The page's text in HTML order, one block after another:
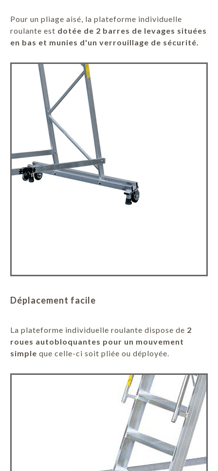
Pour un pliage aisé, la plateforme individuelle
roulante est dotée de 2 barres de levages situées
en bas et munies d'un verrouillage de sécurité.
Déplacement facile
La plateforme individuelle roulante dispose de 2
roues autobloquantes pour un mouvement
simple que celle-ci soit pliée ou déployée.